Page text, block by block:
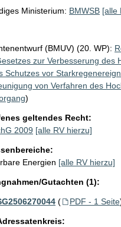
Ministerium: BMWSB [alle
(BMUV) (20. WP):
zur Verbesserung des
Schutzes vor
von Verfahren des
)
geltendes Recht:
2009 [alle RV hierzu]
Energien [alle RV hierzu]
Gutachten (1):
( PDF - 1 Seite